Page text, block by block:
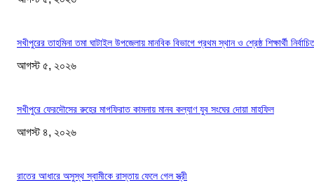
সখীপুরের তাহমিনা তমা ঘাটাইল উপজেলায় মানবিক বিভাগে প্রথম স্থান ও শ্রেষ্ঠ শিক্ষার্থী
আগস্ট ৫, ২০২৬
সখীপুরে ফেরদৌসের রুহের মাগফিরাত কামনায় মানব কল্যাণ যুব সংঘের দোয়া মাহফিল
আগস্ট ৪, ২০২৬
রাতের আধারে অসুস্থ স্বামীকে রাস্তায় ফেলে গেল স্ত্রী